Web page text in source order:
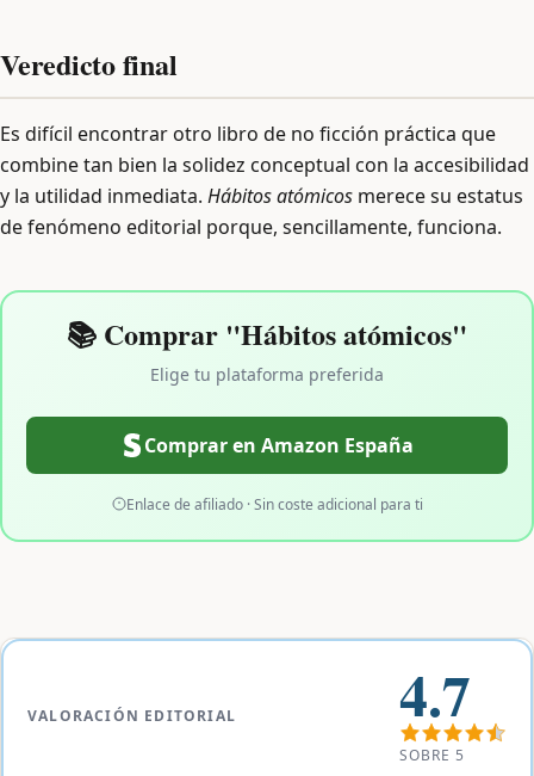
Veredicto final
Es difícil encontrar otro libro de no ficción práctica que
combine tan bien la solidez conceptual con la accesibilidad
y la utilidad inmediata. Hábitos atómicos merece su estatus
de fenómeno editorial porque, sencillamente, funciona.
📚 Comprar "Hábitos atómicos"
Elige tu plataforma preferida
Comprar en Amazon España
Enlace de afiliado · Sin coste adicional para ti
VALORACIÓN EDITORIAL 4.7
SOBRE 5